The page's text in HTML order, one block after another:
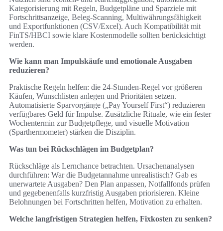
Kategorisierung mit Regeln, Budgetpläne und Sparziele mit
Fortschrittsanzeige, Beleg-Scanning, Multiwährungsfähigkeit
und Exportfunktionen (CSV/Excel). Auch Kompatibilität mit
FinTS/HBCI sowie klare Kostenmodelle sollten berücksichtigt
werden.
Wie kann man Impulskäufe und emotionale Ausgaben
reduzieren?
Praktische Regeln helfen: die 24-Stunden-Regel vor größeren
Käufen, Wunschlisten anlegen und Prioritäten setzen.
Automatisierte Sparvorgänge („Pay Yourself First“) reduzieren
verfügbares Geld für Impulse. Zusätzliche Rituale, wie ein fester
Wochentermin zur Budgetpflege, und visuelle Motivation
(Sparthermometer) stärken die Disziplin.
Was tun bei Rückschlägen im Budgetplan?
Rückschläge als Lernchance betrachten. Ursachenanalysen
durchführen: War die Budgetannahme unrealistisch? Gab es
unerwartete Ausgaben? Den Plan anpassen, Notfallfonds prüfen
und gegebenenfalls kurzfristig Ausgaben priorisieren. Kleine
Belohnungen bei Fortschritten helfen, Motivation zu erhalten.
Welche langfristigen Strategien helfen, Fixkosten zu senken?